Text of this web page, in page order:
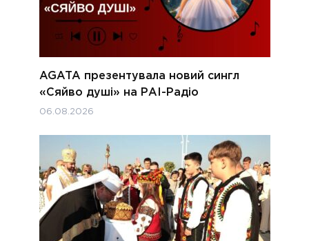
AGATA презентувала новий сингл
«Сяйво душі» на РАІ-Радіо
06.08.2026